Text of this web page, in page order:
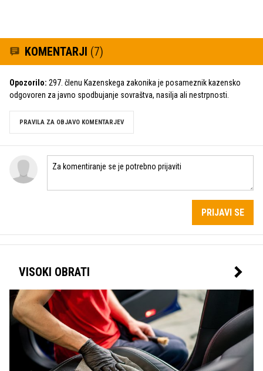
KOMENTARJI (7)
Opozorilo: 297. členu Kazenskega zakonika je posameznik kazensko
odgovoren za javno spodbujanje sovraštva, nasilja ali nestrpnosti.
PRAVILA ZA OBJAVO KOMENTARJEV
PRIJAVI SE
VISOKI OBRATI